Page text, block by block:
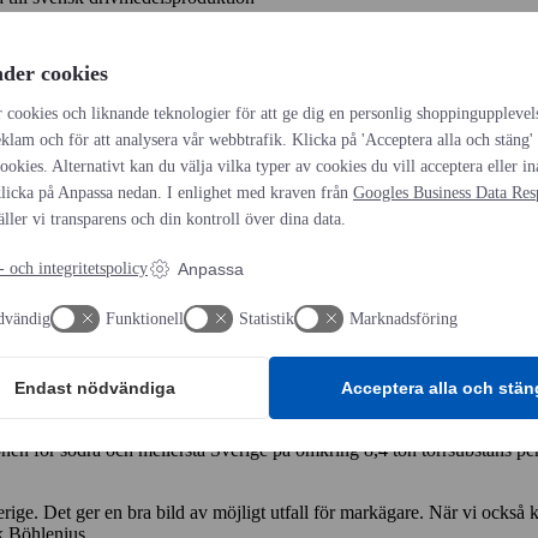
inhemsk biomassa till biodrivmedelsproduktion. Nu har de
andra snabbväxande lövträd som biomassabas till drivmedel.
vilken odlingsareal som är tillgänglig och vilka
kunna bidra till målet år 2045 med netto-nollutsläpp av
till biodrivmedel. Det skulle förändra markutnyttjandet rejält och
på SLU som lett studien.
och 1,3 miljoner hektar beskogad åkermark.
för södra och mellersta Sverige på omkring 8,4 ton torrsubstans
Det ger en bra bild av möjligt utfall för markägare. När vi
cookies
cookies och liknande teknologier för att ge dig en personlig
och för att analysera vår webbtrafik. Klicka på 'Acceptera alla och
Alternativt kan du välja vilka typer av cookies du vill acceptera eller
på Anpassa nedan. I enlighet med kraven från Googles Business Data
vi transparens och din kontroll över dina data.
och integritetspolicy Anpassa
Funktionell Statistik Marknadsföring
Endast nödvändiga Acceptera alla och